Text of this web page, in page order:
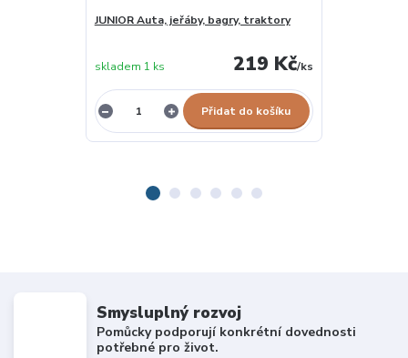
JUNIOR Auta, jeřáby, bagry, traktory
219 Kč/ks
skladem 1 ks
Přidat do košíku
Smysluplný rozvoj
Pomůcky podporují konkrétní dovednosti
potřebné pro život.